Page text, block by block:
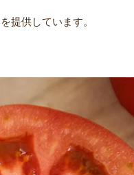
を提供しています。
ン（盆メロン）
『情熱野菜の太田農園』